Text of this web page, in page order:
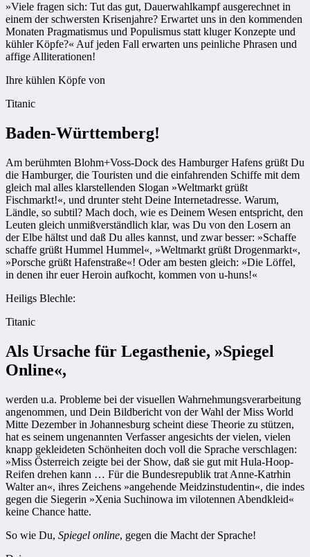
»Viele fragen sich: Tut das gut, Dauerwahlkampf ausgerechnet in
einem der schwersten Krisenjahre? Erwartet uns in den kommenden
Monaten Pragmatismus und Populismus statt kluger Konzepte und
kühler Köpfe?« Auf jeden Fall erwarten uns peinliche Phrasen und
affige Alliterationen!
Ihre kühlen Köpfe von
Titanic
Baden-Württemberg!
Am berühmten Blohm+Voss-Dock des Hamburger Hafens grüßt Du
die Hamburger, die Touristen und die einfahrenden Schiffe mit dem
gleich mal alles klarstellenden Slogan »Weltmarkt grüßt
Fischmarkt!«, und drunter steht Deine Internetadresse. Warum,
Ländle, so subtil? Mach doch, wie es Deinem Wesen entspricht, den
Leuten gleich unmißverständlich klar, was Du von den Losern an
der Elbe hältst und daß Du alles kannst, und zwar besser: »Schaffe
schaffe grüßt Hummel Hummel«, »Weltmarkt grüßt Drogenmarkt«,
»Porsche grüßt Hafenstraße«! Oder am besten gleich: »Die Löffel,
in denen ihr euer Heroin aufkocht, kommen von u-huns!«
Heiligs Blechle:
Titanic
Als Ursache für Legasthenie, »Spiegel
Online«,
werden u.a. Probleme bei der visuellen Wahrnehmungsverarbeitung
angenommen, und Dein Bildbericht von der Wahl der Miss World
Mitte Dezember in Johannesburg scheint diese Theorie zu stützen,
hat es seinem ungenannten Verfasser angesichts der vielen, vielen
knapp gekleideten Schönheiten doch voll die Sprache verschlagen:
»Miss Österreich zeigte bei der Show, daß sie gut mit Hula-Hoop-
Reifen drehen kann … Für die Bundesrepublik trat Anne-Katrhin
Walter an«, ihres Zeichens »angehende Meidzinstudentin«, die indes
gegen die Siegerin »Xenia Suchinowa im vilotennen Abendkleid«
keine Chance hatte.
So wie Du, Spiegel online, gegen die Macht der Sprache!